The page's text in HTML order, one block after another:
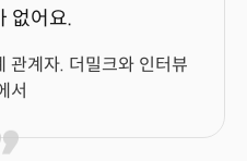
없어요.
관계자. 더밀크와 인터뷰
서